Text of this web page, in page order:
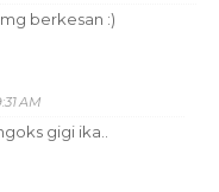
berkesan :)
AM
gigi ika..